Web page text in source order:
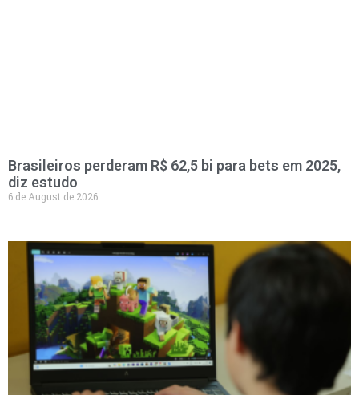
Brasileiros perderam R$ 62,5 bi para bets em 2025,
diz estudo
6 de August de 2026